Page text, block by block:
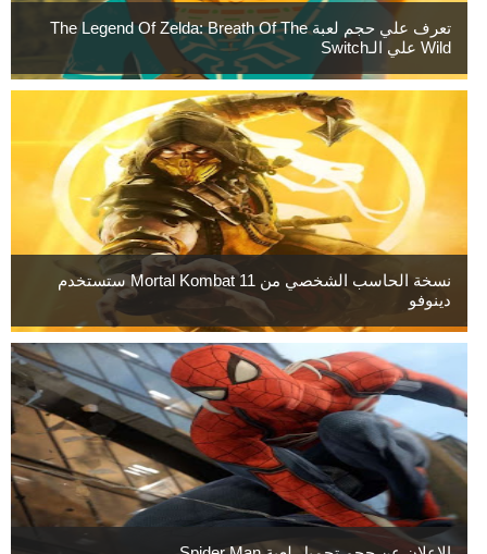
تعرف علي حجم لعبة The Legend Of Zelda: Breath Of The
Wild علي الـSwitch
نسخة الحاسب الشخصي من Mortal Kombat 11 ستستخدم
دينوفو